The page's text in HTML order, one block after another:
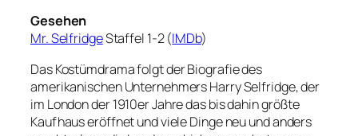
Gesehen
Mr. SelfridgeStaffel 1-2 (IMDb)
Das Kostümdrama folgt der Biografie des
amerikanischen Unternehmers Harry Selfridge, der
im London der 1910er Jahre das bis dahin größte
Kaufhaus eröffnet und viele Dinge neu und anders